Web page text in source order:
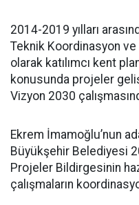
2014-2019 yılları
Teknik Koordinasyon
olarak katılımcı kent
konusunda projeler
Vizyon 2030
Ekrem İmamoğlu’nun
Büyükşehir Belediyesi
Projeler Bildirgesinin
çalışmaların